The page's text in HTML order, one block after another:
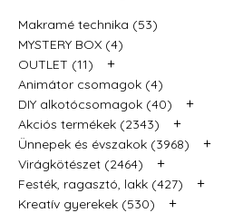
Makramé technika (53)
MYSTERY BOX (4)
OUTLET (11)
+
Animátor csomagok (4)
DIY alkotócsomagok (40)
+
Akciós termékek (2343) +
Ünnepek és évszakok (3968) +
Virágkötészet (2464) +
Festék, ragasztó, lakk (427) +
Kreatív gyerekek (530) +